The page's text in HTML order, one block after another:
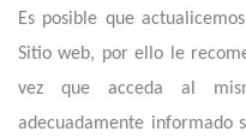
Es posible que
Sitio web, por ello le
vez que acceda al
adecuadamente informado